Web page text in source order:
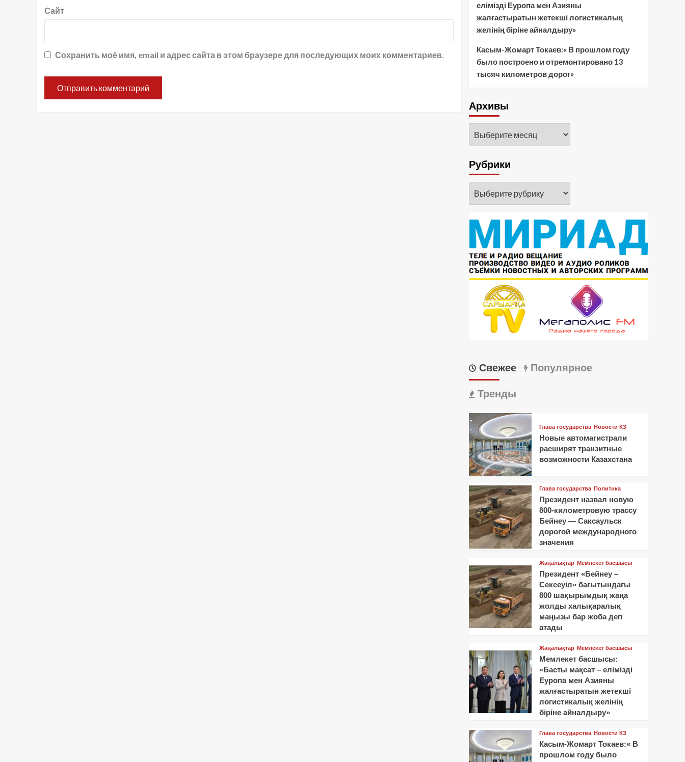
Сайт
Сохранить моё имя, email и адрес сайта в этом браузере для последующих моих комментариев.
елімізді Еуропа мен Азияны
жалғастыратын жетекші логистикалық
желінің біріне айналдыру»
Касым-Жомарт Токаев:« В прошлом году
было построено и отремонтировано 13
тысяч километров дорог»
Архивы
Рубрики
Свежее Популярное
Тренды
Глава государства Новости КЗ
Новые автомагистрали
расширят транзитные
возможности Казахстана
Глава государства Политика
Президент назвал новую
800-километровую трассу
Бейнеу — Саксаульск
дорогой международного
значения
Жаңалықтар Мемлекет басшысы
Президент «Бейнеу –
Сексеуіл» бағытындағы
800 шақырымдық жаңа
жолды халықаралық
маңызы бар жоба деп
атады
Жаңалықтар Мемлекет басшысы
Мемлекет басшысы:
«Басты мақсат – елімізді
Еуропа мен Азияны
жалғастыратын жетекші
логистикалық желінің
біріне айналдыру»
Глава государства Новости КЗ
Касым-Жомарт Токаев:« В
прошлом году было